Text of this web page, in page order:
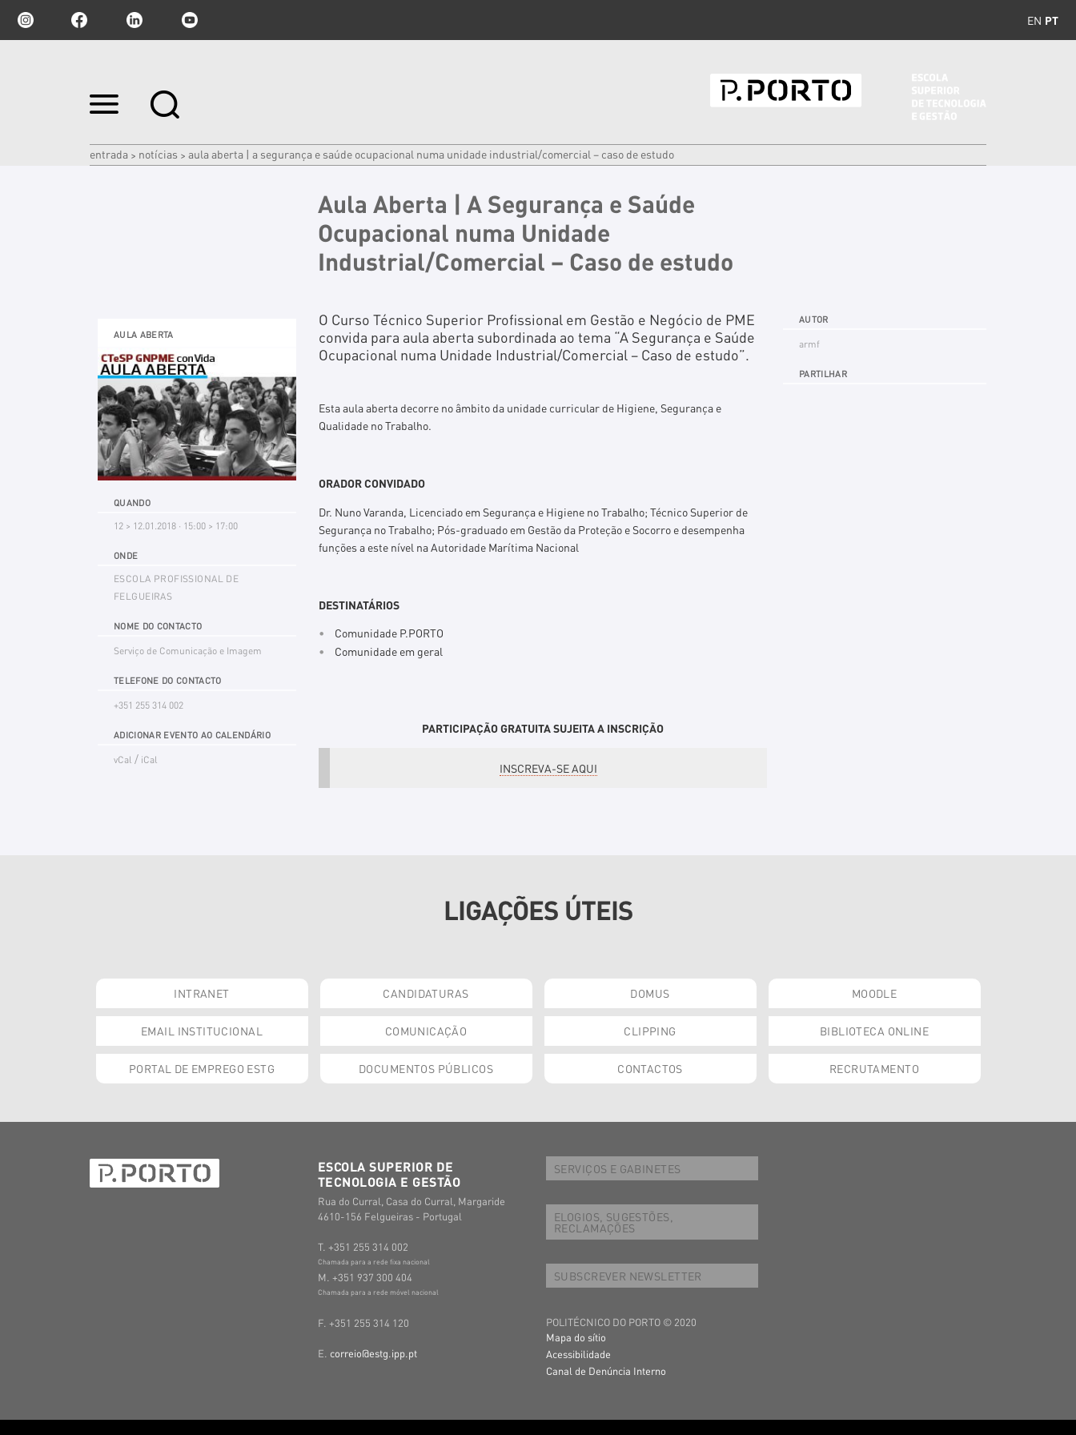
EN PT
Ir
para
|
Ir
entrada > notícias > aula aberta | a segurança e saúde ocupacional numa unidade industrial/comercial – caso de estudo
Aula Aberta | A Segurança e Saúde
Ocupacional numa Unidade
Industrial/Comercial – Caso de estudo
AULA ABERTA
QUANDO
12 > 12.01.2018 · 15:00 > 17:00
ONDE
ESCOLA PROFISSIONAL DE
FELGUEIRAS
NOME DO CONTACTO
Serviço de Comunicação e Imagem
TELEFONE DO CONTACTO
+351 255 314 002
ADICIONAR EVENTO AO CALENDÁRIO
vCal / iCal
O Curso Técnico Superior Profissional em Gestão e Negócio de PME
convida para aula aberta subordinada ao tema “A Segurança e Saúde
Ocupacional numa Unidade Industrial/Comercial – Caso de estudo”.
Esta aula aberta decorre no âmbito da unidade curricular de Higiene, Segurança e
Qualidade no Trabalho.
ORADOR CONVIDADO
Dr. Nuno Varanda, Licenciado em Segurança e Higiene no Trabalho; Técnico Superior de
Segurança no Trabalho; Pós-graduado em Gestão da Proteção e Socorro e desempenha
funções a este nível na Autoridade Marítima Nacional
DESTINATÁRIOS
Comunidade P.PORTO
Comunidade em geral
PARTICIPAÇÃO GRATUITA SUJEITA A INSCRIÇÃO
INSCREVA-SE AQUI
AUTOR
armf
PARTILHAR
LIGAÇÕES ÚTEIS
INTRANET CANDIDATURAS DOMUS MOODLE
EMAIL INSTITUCIONAL COMUNICAÇÃO CLIPPING BIBLIOTECA ONLINE
PORTAL DE EMPREGO ESTG DOCUMENTOS PÚBLICOS CONTACTOS RECRUTAMENTO
ESCOLA SUPERIOR DE
TECNOLOGIA E GESTÃO
Rua do Curral, Casa do Curral, Margaride
4610-156 Felgueiras - Portugal
T. +351 255 314 002
Chamada para a rede fixa nacional
M. +351 937 300 404
Chamada para a rede móvel nacional
F. +351 255 314 120
E. correio@estg.ipp.pt
SERVIÇOS E GABINETES
ELOGIOS, SUGESTÕES,
RECLAMAÇÕES
SUBSCREVER NEWSLETTER
POLITÉCNICO DO PORTO © 2020
Mapa do sítio
Acessibilidade
Canal de Denúncia Interno